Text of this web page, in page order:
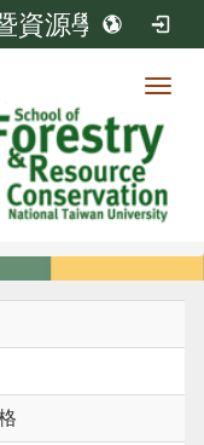
資源學系